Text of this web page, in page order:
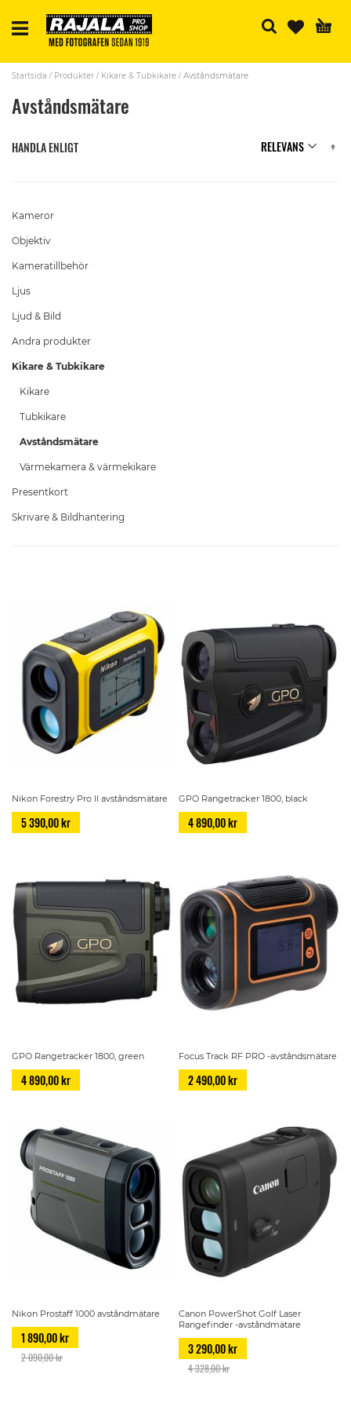
Startsida Produkter Kikare & Tubkikare Avståndsmätare
Avståndsmätare
Nikon Forestry Pro II avståndsmätare
5 390,00 kr
GPO Rangetracker 1800, black
4 890,00 kr
GPO Rangetracker 1800, green
4 890,00 kr
Focus Track RF PRO -avståndsmätare
2 490,00 kr
Nikon Prostaff 1000 avståndmätare
1 890,00 kr
2 090,00 kr
Canon PowerShot Golf Laser
Rangefinder -avståndmätare
3 290,00 kr
4 328,00 kr
Kameror
Objektiv
Kameratillbehör
Ljus
Ljud & Bild
Andra produkter
Kikare & Tubkikare
Kikare
Tubkikare
Avståndsmätare
Värmekamera & värmekikare
Presentkort
Skrivare & Bildhantering
HANDLA ENLIGT